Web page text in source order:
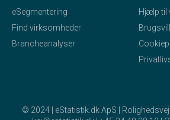
eSegmentering
Find virksomheder
Brancheanalyser
Hjælp til
© 2024 | eStatistik.dk ApS |